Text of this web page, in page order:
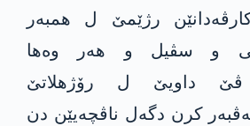
رژێمێ ل همبەر
و سڤیل و هەر وەها
ڤێ داویێ ل رۆژهلاتێ
کرن دگەل ناڤچەیێن دن